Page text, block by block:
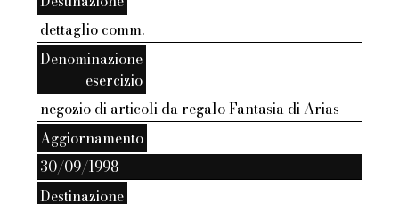
dettaglio comm.
Denominazione
esercizio
negozio di articoli da regalo Fantasia di Arias
Aggiornamento
30/09/1998
Destinazione